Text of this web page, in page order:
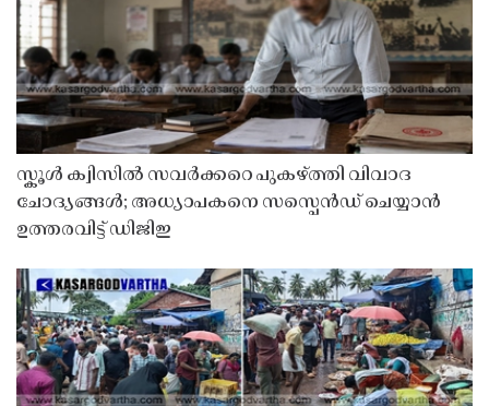
സ്കൂൾ ക്വിസിൽ സവർക്കറെ പുകഴ്ത്തി വിവാദ
ചോദ്യങ്ങൾ; അധ്യാപകനെ സസ്പെൻഡ് ചെയ്യാൻ
ഉത്തരവിട്ട് ഡിജിഇ